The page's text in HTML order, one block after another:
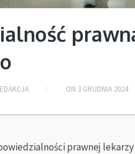
ON 3 GRUDNIA 2024
prawnej